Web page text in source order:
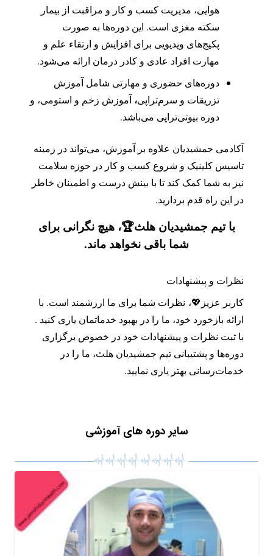
هوایی، مدیریت کسب و کار و مراقبت از بیمار
سکته مغزی است. این دوره‌ها به صورت
پکیج‌های ویدیویی برای افزایش و ارتقاء علم و
مهارت افراد عادی و کادر درمان ارائه می‌شود.
دوره‌های حضوری و مهارتی شامل آموزش
تزریقات و سرم‌تراپی، آموزش زخم و استومی، و
دوره بیوتی‌تراپی می‌باشد.
آکادمی جمشیدیان علاوه بر آموزش، می‌تواند در زمینه
تاسیس کلینیک و شروع کسب و کار در حوزه سلامت
نیز به شما کمک کند تا با بینش درست و اطمینان خاطر
در این راه قدم بردارید.
با تیم جمشیدیان هلث🏆، هیچ نگرانی برای
شما باقی نخواهد ماند.
نظرات و پیشنهادات
کاربر عزیز💖، نظرات شما برای ما ارزشمند است. با
ارائه بازخورد خود، ما را در بهبود خدماتمان یاری کنید .
با ثبت نظرات و پیشنهادات خود در خصوص برگزاری
دوره‌ها و پشتیبانی تیم جمشیدیان هلث، ما را در
خدمات‌رسانی بهتر یاری نمایید.
سایر دوره های آموزشی